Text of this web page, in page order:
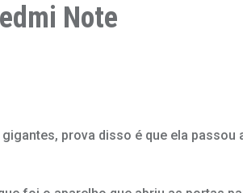
Note
prova disso é que ela